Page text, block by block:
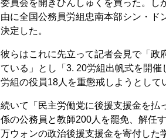
委員会を開きひんしゅくを買った。し
由に全国公務員労組忠南本部シン・ド
決定した。
彼らはこれに先立って記者会見で「政
ている」とし「3. 20労組出帆式を開催
労組の役員18人を重懲戒しようとして
続いて「民主労働党に後援支援金を払
係の公務員と教師200人を罷免、解任
万ウォンの政治後援支援金を寄付した